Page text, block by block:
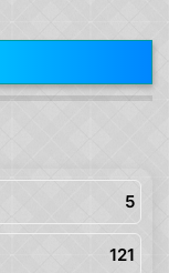
5
121